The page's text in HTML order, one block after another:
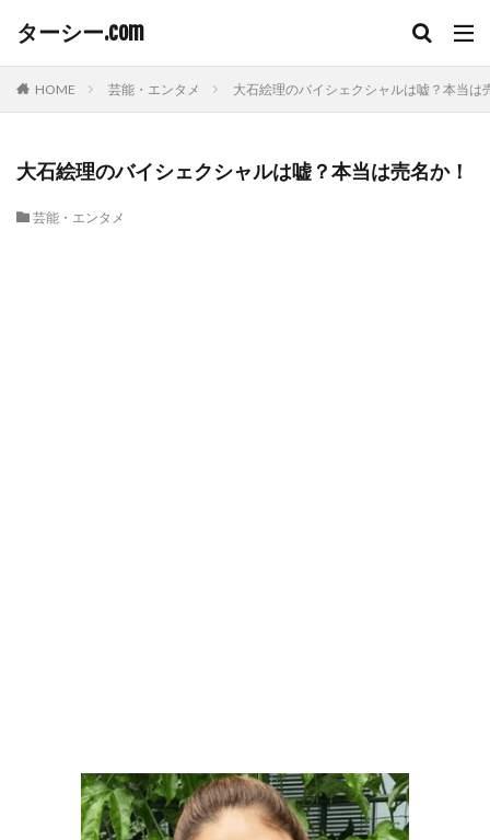
ターシー.com
HOME 芸能・エンタメ 大石絵理のバイシェクシャルは嘘？本当は
大石絵理のバイシェクシャルは嘘？本当は売名か！
芸能・エンタメ